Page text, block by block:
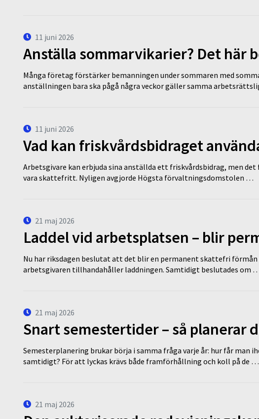
11 juni 2026
Anställa sommarvikarier? Det här
Många företag förstärker bemanningen under sommaren med
anställningen bara ska pågå några veckor gäller samma
11 juni 2026
Vad kan friskvårdsbidraget
Arbetsgivare kan erbjuda sina anställda ett friskvårdsbidrag, men
vara skattefritt. Nyligen avgjorde Högsta förvaltningsdomstolen …
21 maj 2026
Laddel vid arbetsplatsen – blir
Nu har riksdagen beslutat att det blir en permanent skattefri
arbetsgivaren tillhandahåller laddningen. Samtidigt beslutades om
21 maj 2026
Snart semestertider – så planerar
Semesterplanering brukar börja i samma fråga varje år: hur får man
samtidigt? För att lyckas krävs både framförhållning och koll på de …
21 maj 2026